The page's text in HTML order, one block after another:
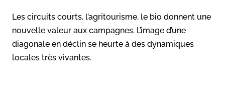
Les circuits courts, l’agritourisme, le bio donnent une
nouvelle valeur aux campagnes. L’image d’une
diagonale en déclin se heurte à des dynamiques
locales très vivantes.